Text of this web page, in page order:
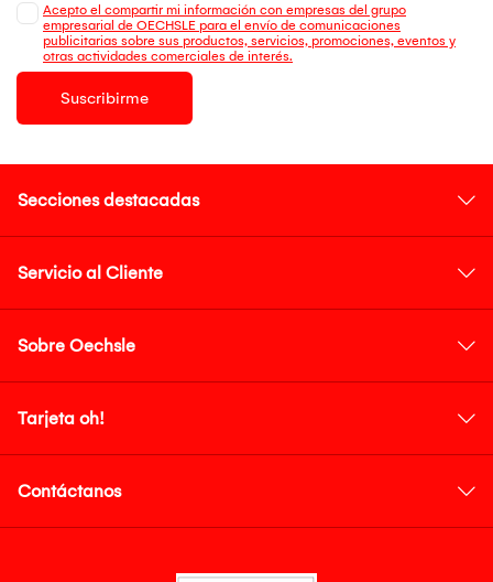
Acepto el compartir mi información con empresas del grupo
empresarial de OECHSLE para el envío de comunicaciones
publicitarias sobre sus productos, servicios, promociones, eventos y
otras actividades comerciales de interés.
Suscribirme
Secciones destacadas
Servicio al Cliente
Sobre Oechsle
Tarjeta oh!
Contáctanos